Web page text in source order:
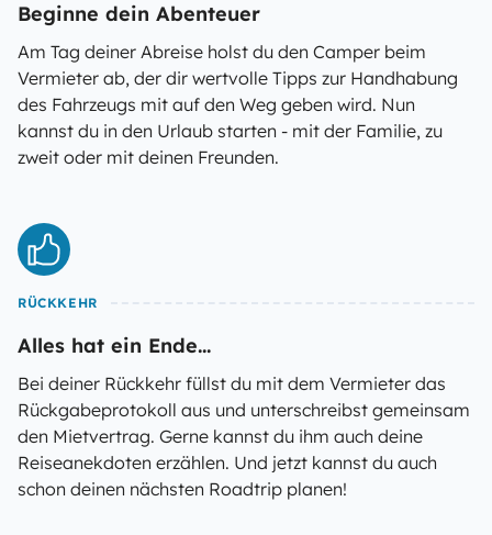
Beginne dein Abenteuer
Am Tag deiner Abreise holst du den Camper beim
Vermieter ab, der dir wertvolle Tipps zur Handhabung
des Fahrzeugs mit auf den Weg geben wird. Nun
kannst du in den Urlaub starten - mit der Familie, zu
zweit oder mit deinen Freunden.
RÜCKKEHR
Alles hat ein Ende...
Bei deiner Rückkehr füllst du mit dem Vermieter das
Rückgabeprotokoll aus und unterschreibst gemeinsam
den Mietvertrag. Gerne kannst du ihm auch deine
Reiseanekdoten erzählen. Und jetzt kannst du auch
schon deinen nächsten Roadtrip planen!